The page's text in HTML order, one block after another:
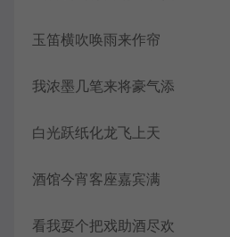
玉笛横吹唤雨来作帘
我浓墨几笔来将豪气添
白光跃纸化龙飞上天
酒馆今宵客座嘉宾满
看我耍个把戏助酒尽欢